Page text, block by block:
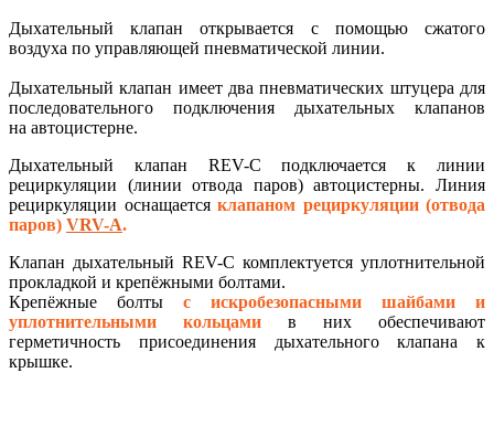
Дыхательный клапан открывается с помощью сжатого
воздуха по управляющей пневматической линии.
Дыхательный клапан имеет два пневматических штуцера для
последовательного подключения дыхательных клапанов
на автоцистерне.
Дыхательный клапан REV-C подключается к линии
рециркуляции (линии отвода паров) автоцистерны. Линия
рециркуляции оснащается клапаном рециркуляции (отвода
паров) VRV-A.
Клапан дыхательный REV-C комплектуется уплотнительной
прокладкой и крепёжными болтами.
Крепёжные болты
с искробезопасными шайбами и
уплотнительными кольцами
в них обеспечивают
герметичность присоединения дыхательного клапана к
крышке.